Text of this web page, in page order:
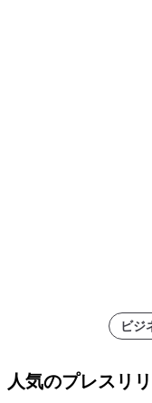
ビジ
人気のプレスリ